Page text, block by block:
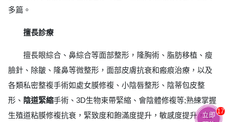
多篇。
擅長診療
擅長眼綜合、鼻綜合等面部整形，隆胸術、脂肪移植、瘦
臉針、除皺、隆鼻等微整形，面部皮膚抗衰和瘢痕治療，以及
各類私密整複手術如處女膜修複、小陰唇整形、陰蒂包皮整
形、 陰道緊縮手術、3D生物束帶緊縮、會陰體修複等;熟練掌握
生殖道粘膜修複抗衰，緊致度和飽滿度提升，敏感度提升，陰
立即 17